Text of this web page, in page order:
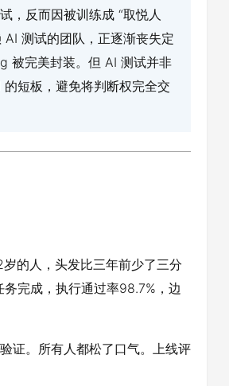
，反而因被训练成 “取悦人
测试的团队，正逐渐丧失定
被完美封装。但 AI 测试并非
短板，避免将判断权完全交
的人，头发比三年前少了三分
完成，执行通过率98.7%，边
证。所有人都松了口气。上线评